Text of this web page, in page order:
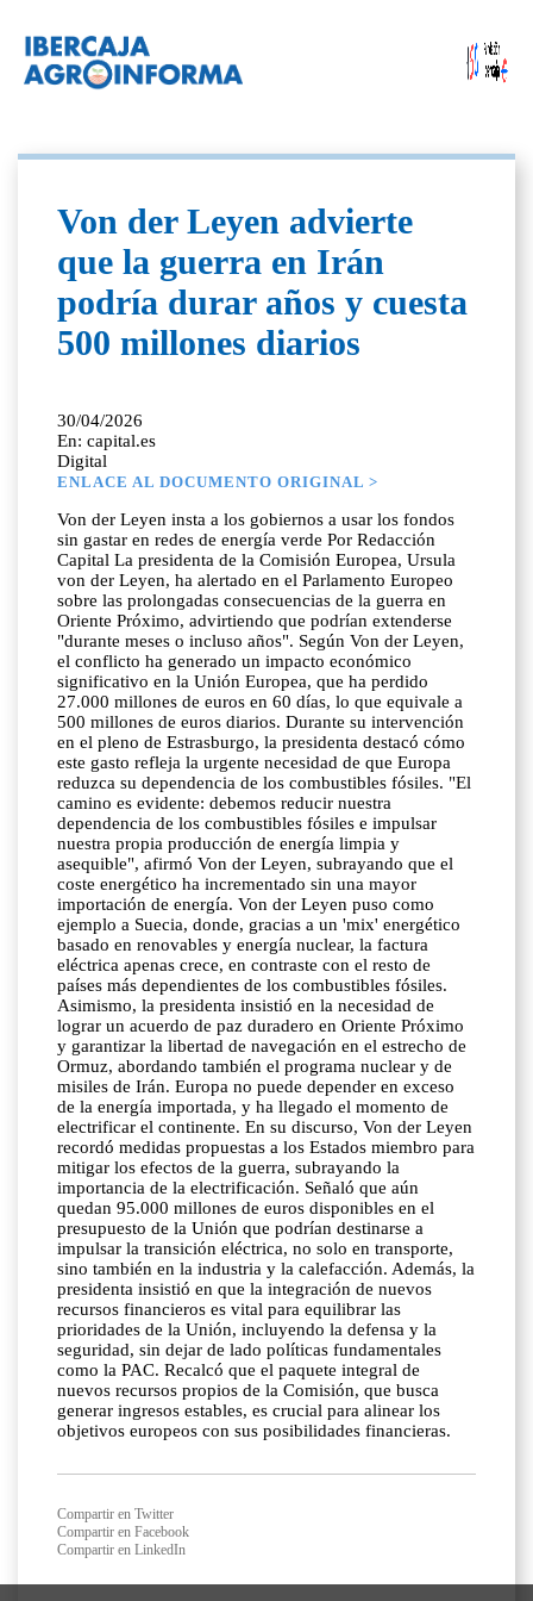
Von der Leyen advierte
que la guerra en Irán
podría durar años y cuesta
500 millones diarios
30/04/2026
En: capital.es
Digital
ENLACE AL DOCUMENTO ORIGINAL >
Von der Leyen insta a los gobiernos a usar los fondos
sin gastar en redes de energía verde Por Redacción
Capital La presidenta de la Comisión Europea, Ursula
von der Leyen, ha alertado en el Parlamento Europeo
sobre las prolongadas consecuencias de la guerra en
Oriente Próximo, advirtiendo que podrían extenderse
"durante meses o incluso años". Según Von der Leyen,
el conflicto ha generado un impacto económico
significativo en la Unión Europea, que ha perdido
27.000 millones de euros en 60 días, lo que equivale a
500 millones de euros diarios. Durante su intervención
en el pleno de Estrasburgo, la presidenta destacó cómo
este gasto refleja la urgente necesidad de que Europa
reduzca su dependencia de los combustibles fósiles. "El
camino es evidente: debemos reducir nuestra
dependencia de los combustibles fósiles e impulsar
nuestra propia producción de energía limpia y
asequible", afirmó Von der Leyen, subrayando que el
coste energético ha incrementado sin una mayor
importación de energía. Von der Leyen puso como
ejemplo a Suecia, donde, gracias a un 'mix' energético
basado en renovables y energía nuclear, la factura
eléctrica apenas crece, en contraste con el resto de
países más dependientes de los combustibles fósiles.
Asimismo, la presidenta insistió en la necesidad de
lograr un acuerdo de paz duradero en Oriente Próximo
y garantizar la libertad de navegación en el estrecho de
Ormuz, abordando también el programa nuclear y de
misiles de Irán. Europa no puede depender en exceso
de la energía importada, y ha llegado el momento de
electrificar el continente. En su discurso, Von der Leyen
recordó medidas propuestas a los Estados miembro para
mitigar los efectos de la guerra, subrayando la
importancia de la electrificación. Señaló que aún
quedan 95.000 millones de euros disponibles en el
presupuesto de la Unión que podrían destinarse a
impulsar la transición eléctrica, no solo en transporte,
sino también en la industria y la calefacción. Además, la
presidenta insistió en que la integración de nuevos
recursos financieros es vital para equilibrar las
prioridades de la Unión, incluyendo la defensa y la
seguridad, sin dejar de lado políticas fundamentales
como la PAC. Recalcó que el paquete integral de
nuevos recursos propios de la Comisión, que busca
generar ingresos estables, es crucial para alinear los
objetivos europeos con sus posibilidades financieras.
Compartir en Twitter
Compartir en Facebook
Compartir en LinkedIn